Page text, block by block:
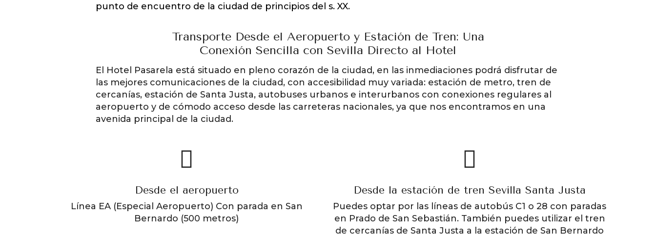
punto de encuentro de la ciudad de principios del s. XX.
Transporte Desde el Aeropuerto y Estación de Tren: Una
Conexión Sencilla con Sevilla Directo al Hotel
El Hotel Pasarela está situado en pleno corazón de la ciudad, en las inmediaciones podrá disfrutar de
las mejores comunicaciones de la ciudad, con accesibilidad muy variada: estación de metro, tren de
cercanías, estación de Santa Justa, autobuses urbanos e interurbanos con conexiones regulares al
aeropuerto y de cómodo acceso desde las carreteras nacionales, ya que nos encontramos en una
avenida principal de la ciudad.
Desde el aeropuerto
Línea EA (Especial Aeropuerto) Con parada en San
Bernardo (500 metros)
Desde la estación de tren Sevilla Santa Justa
Puedes optar por las líneas de autobús C1 o 28 con paradas
en Prado de San Sebastián. También puedes utilizar el tren
de cercanías de Santa Justa a la estación de San Bernardo